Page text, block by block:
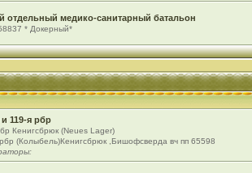
отдельный медико-санитарный батальон
* Докерный*
и 119-я рбр
Кенигсбрюк (Neues Lager)
(Колыбель)Кенигсбрюк ,Бишофсверда вч пп 65598